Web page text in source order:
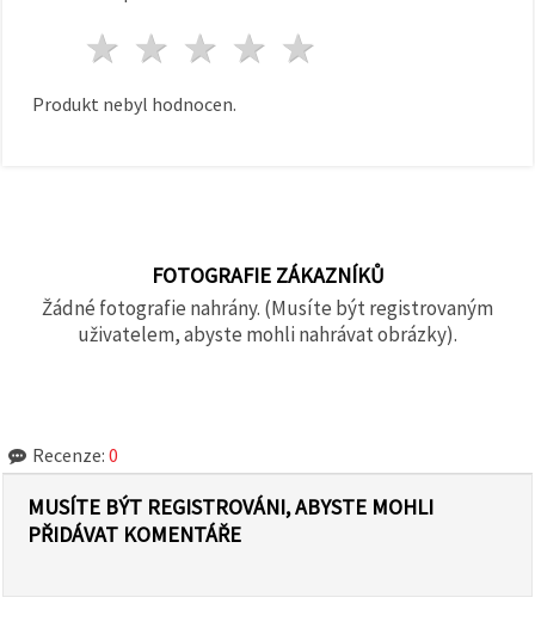
4 hvězdy
3 hvězdy
2 hvězdy
1 hvězda
Produkt nebyl hodnocen.
FOTOGRAFIE ZÁKAZNÍKŮ
Žádné fotografie nahrány. (Musíte být registrovaným
uživatelem, abyste mohli nahrávat obrázky).
Recenze: 0
MUSÍTE BÝT REGISTROVÁNI, ABYSTE MOHLI
PŘIDÁVAT KOMENTÁŘE